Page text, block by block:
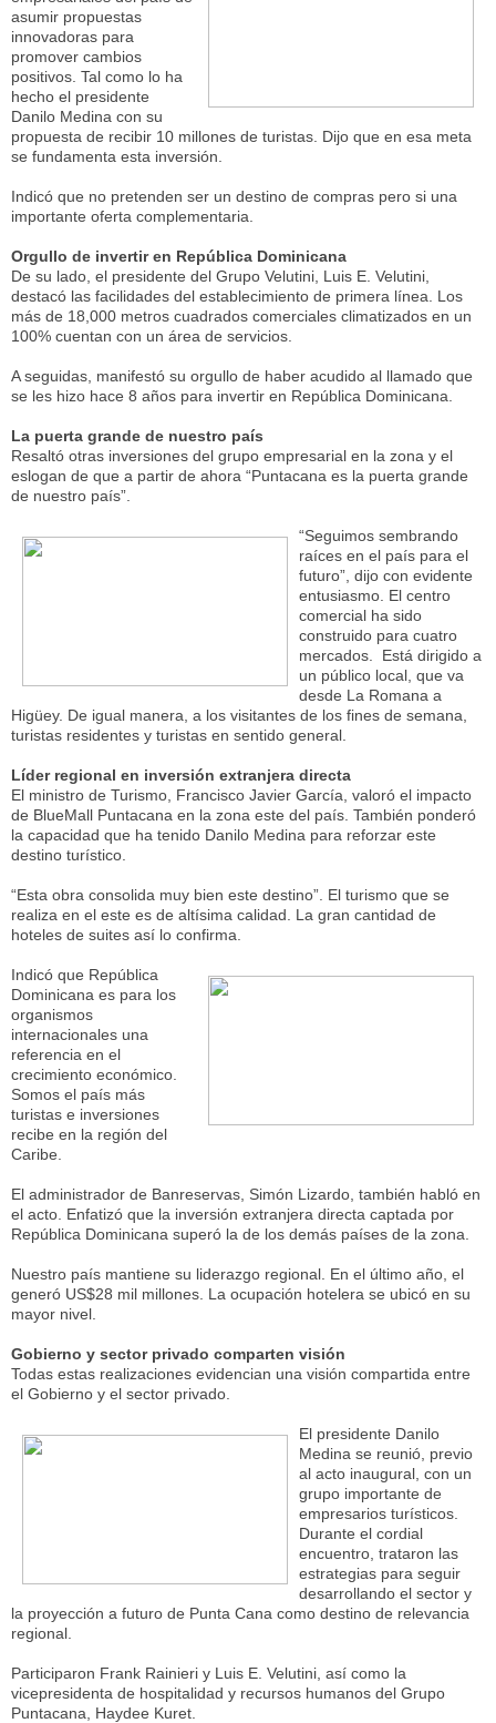
asumir propuestas
innovadoras para
promover cambios
positivos. Tal como lo ha
hecho el presidente
Danilo Medina con su
propuesta de recibir 10 millones de turistas. Dijo que en esa meta
se fundamenta esta inversión.
Indicó que no pretenden ser un destino de compras pero si una
importante oferta complementaria.
Orgullo de invertir en República Dominicana
De su lado, el presidente del Grupo Velutini, Luis E. Velutini,
destacó las facilidades del establecimiento de primera línea. Los
más de 18,000 metros cuadrados comerciales climatizados en un
100% cuentan con un área de servicios.
A seguidas, manifestó su orgullo de haber acudido al llamado que
se les hizo hace 8 años para invertir en República Dominicana.
La puerta grande de nuestro país
Resaltó otras inversiones del grupo empresarial en la zona y el
eslogan de que a partir de ahora “Puntacana es la puerta grande
de nuestro país”.
“Seguimos sembrando
raíces en el país para el
futuro”, dijo con evidente
entusiasmo. El centro
comercial ha sido
construido para cuatro
mercados. Está dirigido a
un público local, que va
desde La Romana a
Higüey. De igual manera, a los visitantes de los fines de semana,
turistas residentes y turistas en sentido general.
Líder regional en inversión extranjera directa
El ministro de Turismo, Francisco Javier García, valoró el impacto
de BlueMall Puntacana en la zona este del país. También ponderó
la capacidad que ha tenido Danilo Medina para reforzar este
destino turístico.
“Esta obra consolida muy bien este destino”. El turismo que se
realiza en el este es de altísima calidad. La gran cantidad de
hoteles de suites así lo confirma.
Indicó que República
Dominicana es para los
organismos
internacionales una
referencia en el
crecimiento económico.
Somos el país más
turistas e inversiones
recibe en la región del
Caribe.
El administrador de Banreservas, Simón Lizardo, también habló en
el acto. Enfatizó que la inversión extranjera directa captada por
República Dominicana superó la de los demás países de la zona.
Nuestro país mantiene su liderazgo regional. En el último año, el
generó US$28 mil millones. La ocupación hotelera se ubicó en su
mayor nivel.
Gobierno y sector privado comparten visión
Todas estas realizaciones evidencian una visión compartida entre
el Gobierno y el sector privado.
El presidente Danilo
Medina se reunió, previo
al acto inaugural, con un
grupo importante de
empresarios turísticos.
Durante el cordial
encuentro, trataron las
estrategias para seguir
desarrollando el sector y
la proyección a futuro de Punta Cana como destino de relevancia
regional.
Participaron Frank Rainieri y Luis E. Velutini, así como la
vicepresidenta de hospitalidad y recursos humanos del Grupo
Puntacana, Haydee Kuret.